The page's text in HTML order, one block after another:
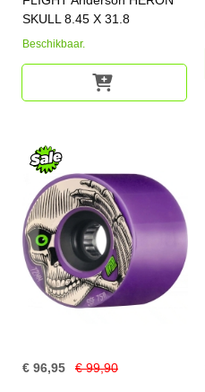
SKULL 8.45 X 31.8
Beschikbaar.
€ 96,95 € 99,90